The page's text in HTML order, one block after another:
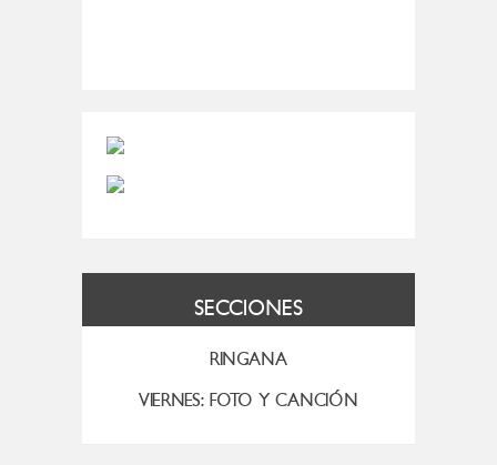
SECCIONES
RINGANA
VIERNES: FOTO Y CANCIÓN